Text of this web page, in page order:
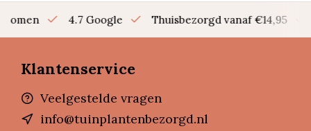
bomen 4.7 Google Thuisbezorgd vanaf €14,95
Klantenservice
Veelgestelde vragen
info@tuinplantenbezorgd.nl